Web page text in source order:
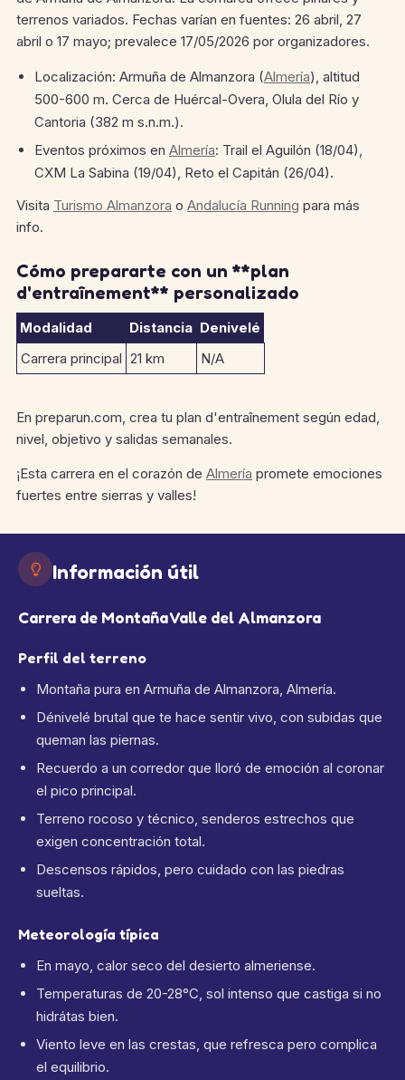
terrenos variados. Fechas varían en fuentes: 26 abril, 27
abril o 17 mayo; prevalece 17/05/2026 por organizadores.
Localización: Armuña de Almanzora (Almería), altitud
500-600 m. Cerca de Huércal-Overa, Olula del Río y
Cantoria (382 m s.n.m.).
Eventos próximos en Almería: Trail el Aguilón (18/04),
CXM La Sabina (19/04), Reto el Capitán (26/04).
Visita Turismo Almanzora o Andalucía Running para más
info.
Cómo prepararte con un **plan
d'entraînement** personalizado
Modalidad Distancia Denivelé
Carrera principal 21 km N/A
En preparun.com, crea tu plan d'entraînement según edad,
nivel, objetivo y salidas semanales.
¡Esta carrera en el corazón de Almería promete emociones
fuertes entre sierras y valles!
Información útil
Carrera de Montaña Valle del Almanzora
Perfil del terreno
Montaña pura en Armuña de Almanzora, Almería.
Dénivelé brutal que te hace sentir vivo, con subidas que
queman las piernas.
Recuerdo a un corredor que lloró de emoción al coronar
el pico principal.
Terreno rocoso y técnico, senderos estrechos que
exigen concentración total.
Descensos rápidos, pero cuidado con las piedras
sueltas.
Meteorología típica
En mayo, calor seco del desierto almeriense.
Temperaturas de 20-28°C, sol intenso que castiga si no
hidrátas bien.
Viento leve en las crestas, que refresca pero complica
el equilibrio.